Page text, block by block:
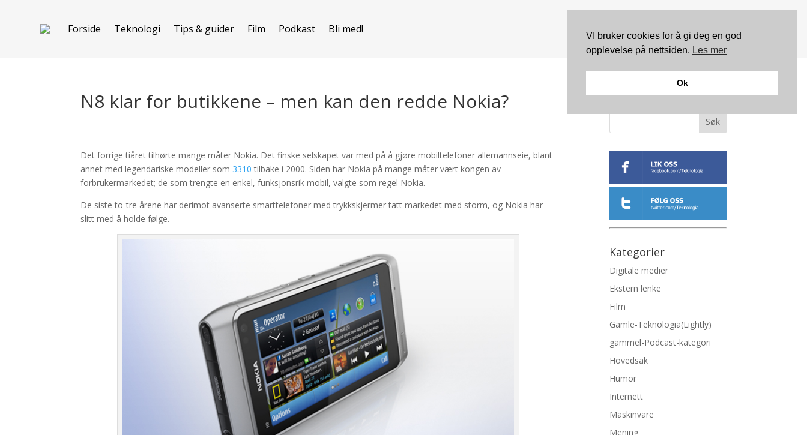
Forside Teknologi Tips & guider Film Podkast Bli med!
N8 klar for butikkene – men kan den redde Nokia?
Det forrige tiåret tilhørte mange måter Nokia. Det finske selskapet var med på å gjøre mobiltelefoner allemannseie, blant
annet med legendariske modeller som 3310 tilbake i 2000. Siden har Nokia på mange måter vært kongen av
forbrukermarkedet; de som trengte en enkel, funksjonsrik mobil, valgte som regel Nokia.
De siste to-tre årene har derimot avanserte smarttelefoner med trykkskjermer tatt markedet med storm, og Nokia har
slitt med å holde følge.
Søk
Kategorier
Digitale medier
Ekstern lenke
Film
Gamle-Teknologia(Lightly)
gammel-Podcast-kategori
Hovedsak
Humor
Internett
Maskinvare
Mening
VI bruker cookies for å gi deg en god
opplevelse på nettsiden. Les mer
Ok